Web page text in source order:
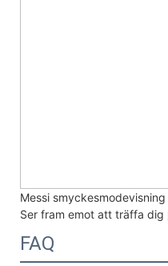
Messi smyckesmodevisning
Ser fram emot att träffa dig
FAQ